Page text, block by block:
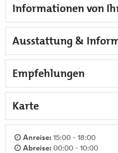
Informationen von
Ausstattung &
Empfehlungen
Karte
Anreise: 15:00 - 18:00
Abreise: 00:00 - 10:00